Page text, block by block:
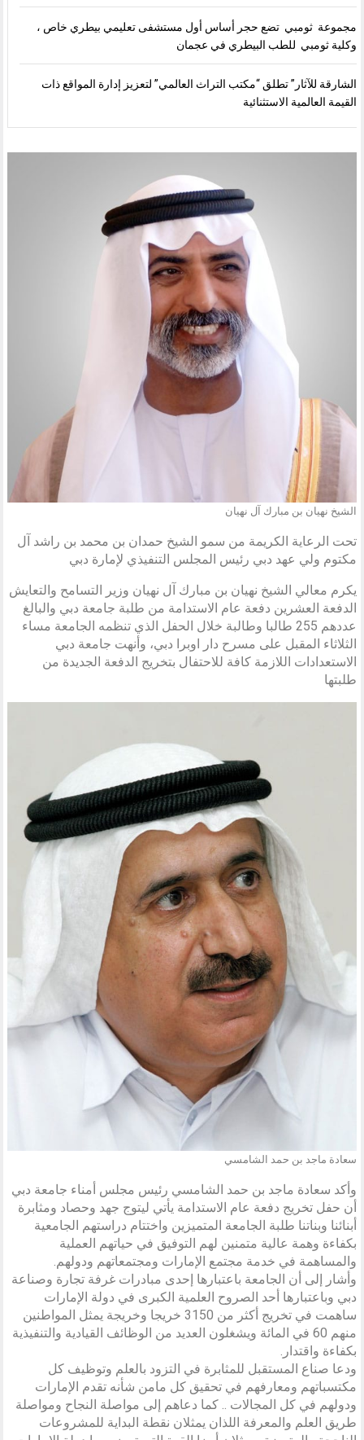
مجموعة ثومبي تضع حجر أساس أول مستشفى تعليمي بيطري خاص ،
وكلية ثومبي للطب البيطري في عجمان
الشارقة للآثار” تطلق “مكتب التراث العالمي” لتعزيز إدارة المواقع ذات
القيمة العالمية الاستثنائية
الشيخ نهيان بن مبارك آل نهيان
تحت الرعاية الكريمة من سمو الشيخ حمدان بن محمد بن راشد آل
مكتوم ولي عهد دبي رئيس المجلس التنفيذي لإمارة دبي
يكرم معالي الشيخ نهيان بن مبارك آل نهيان وزير التسامح والتعايش
الدفعة العشرين دفعة عام الاستدامة من طلبة جامعة دبي والبالغ
عددهم 255 طالبا وطالبة خلال الحفل الذي تنظمه الجامعة مساء
الثلاثاء المقبل على مسرح دار اوبرا دبي، وأنهت جامعة دبي
الاستعدادات اللازمة كافة للاحتفال بتخريج الدفعة الجديدة من
طلبتها
سعادة ماجد بن حمد الشامسي
وأكد سعادة ماجد بن حمد الشامسي رئيس مجلس أمناء جامعة دبي
أن حفل تخريج دفعة عام الاستدامة يأتي ليتوج جهد وحصاد ومثابرة
أبنائنا وبناتنا طلبة الجامعة المتميزين واختتام دراستهم الجامعية
بكفاءة وهمة عالية متمنين لهم التوفيق في حياتهم العملية
والمساهمة في خدمة مجتمع الإمارات ومجتمعاتهم ودولهم.
وأشار إلى أن الجامعة باعتبارها إحدى مبادرات غرفة تجارة وصناعة
دبي وباعتبارها أحد الصروح العلمية الكبرى في دولة الإمارات
ساهمت في تخريج أكثر من 3150 خريجا وخريجة يمثل المواطنين
منهم 60 في المائة ويشغلون العديد من الوظائف القيادية والتنفيذية
بكفاءة واقتدار.
ودعا صناع المستقبل للمثابرة في التزود بالعلم وتوظيف كل
مكتسباتهم ومعارفهم في تحقيق كل مامن شأنه تقدم الإمارات
ودولهم في كل المجالات .. كما دعاهم إلى مواصلة النجاح ومواصلة
طريق العلم والمعرفة اللذان يمثلان نقطة البداية للمشروعات